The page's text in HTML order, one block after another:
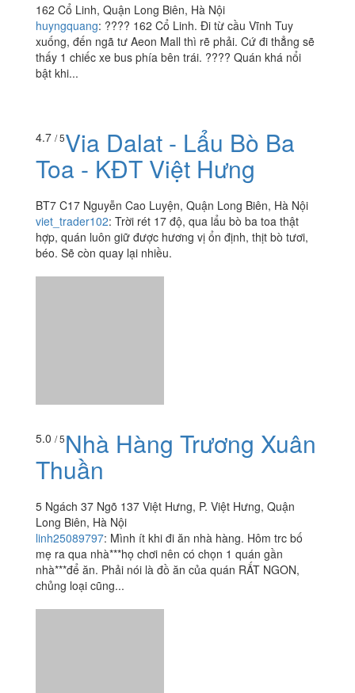
162 Cổ Linh, Quận Long Biên, Hà Nội
huyngquang: ???? 162 Cổ Linh. Đi từ cầu Vĩnh Tuy
xuống, đến ngã tư Aeon Mall thì rẽ phải. Cứ đi thẳng sẽ
thấy 1 chiếc xe bus phía bên trái. ???? Quán khá nổi
bật khi...
4.7 / 5Via Dalat - Lẩu Bò Ba
Toa - KĐT Việt Hưng
BT7 C17 Nguyễn Cao Luyện, Quận Long Biên, Hà Nội
viet_trader102: Trời rét 17 độ, qua lẩu bò ba toa thật
hợp, quán luôn giữ được hương vị ổn định, thịt bò tươi,
béo. Sẽ còn quay lại nhiều.
5.0 / 5Nhà Hàng Trương Xuân
Thuần
5 Ngách 37 Ngõ 137 Việt Hưng, P. Việt Hưng, Quận
Long Biên, Hà Nội
linh25089797: Mình ít khi đi ăn nhà hàng. Hôm trc bố
mẹ ra qua nhà***họ chơi nên có chọn 1 quán gần
nhà***để ăn. Phải nói là đồ ăn của quán RẤT NGON,
chủng loại cũng...